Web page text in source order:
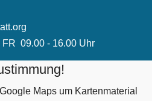
FR 09.00 - 16.00 Uhr
Maps um Kartenmaterial